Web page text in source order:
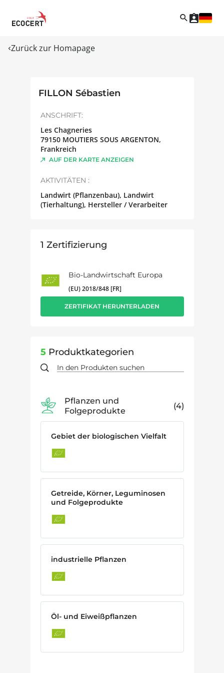
Zurück zur Homapage
FILLON Sébastien
ANSCHRIFT:
Les Chagneries
79150 MOUTIERS SOUS ARGENTON,
Frankreich
AUF DER KARTE ANZEIGEN
AKTIVITÄTEN :
Landwirt (Pflanzenbau), Landwirt
(Tierhaltung), Hersteller / Verarbeiter
1 Zertifizierung
Bio-Landwirtschaft Europa
(EU) 2018/848 [FR]
ZERTIFIKAT HERUNTERLADEN
5Produktkategorien
Pflanzen und
Folgeprodukte
4
Gebiet der biologischen Vielfalt
Getreide, Körner, Leguminosen
und Folgeprodukte
industrielle Pflanzen
Öl- und Eiweißpflanzen